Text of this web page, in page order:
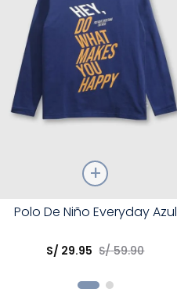
TallaPolo De Niño Everyday Azul
S/ 29.95 S/ 59.90